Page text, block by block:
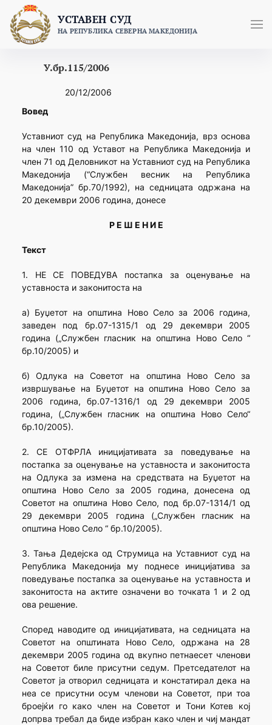
content
УСТАВЕН СУД
НА РЕПУБЛИКА СЕВЕРНА МАКЕДОНИЈА
У.бр.115/2006
20/12/2006
Вовед
Уставниот суд на Република Македонија, врз основа
на член 110 од Уставот на Република Македонија и
член 71 од Деловникот на Уставниот суд на Република
Македонија (“Службен весник на Република
Македонија” бр.70/1992), на седницата одржана на
20 декември 2006 година, донесе
Р Е Ш Е Н И Е
Текст
1. НЕ СЕ ПОВЕДУВА постапка за оценување на
уставноста и законитоста на
а) Буџетот на општина Ново Село за 2006 година,
заведен под бр.07-1315/1 од 29 декември 2005
година („Службен гласник на општина Ново Село “
бр.10/2005) и
б) Одлука на Советот на општина Ново Село за
извршување на Буџетот на општина Ново Село за
2006 година, бр.07-1316/1 од 29 декември 2005
година, („Службен гласник на општина Ново Село“
бр.10/2005).
2. СЕ ОТФРЛА иницијативата за поведување на
постапка за оценување на уставноста и законитоста
на Одлука за измена на средствата на Буџетот на
општина Ново Село за 2005 година, донесена од
Советот на општина Ново Село, под бр.07-1314/1 од
29 декември 2005 година („Службен гласник на
општина Ново Село “ бр.10/2005).
3. Тања Дедејска од Струмица на Уставниот суд на
Република Македонија му поднесе иницијатива за
поведување постапка за оценување на уставноста и
законитоста на актите означени во точката 1 и 2 од
ова решение.
Според наводите од иницијативата, на седницата на
Советот на општината Ново Село, одржана на 28
декември 2005 година од вкупно петнаесет членови
на Советот биле присутни седум. Претседателот на
Советот ја отворил седницата и констатирал дека на
неа се присутни осум членови на Советот, при тоа
броејќи го како член на Советот и Тони Котев кој
допрва требал да биде избран како член и чиј мандат